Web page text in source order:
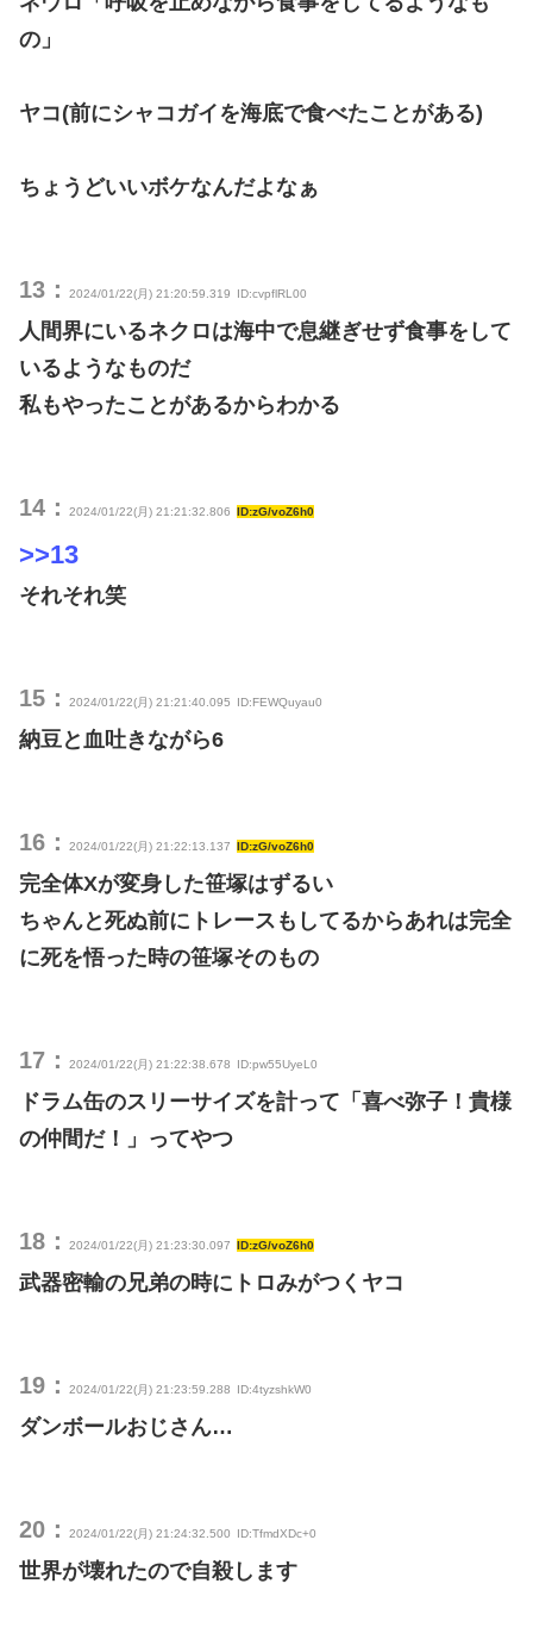
の」
ヤコ(前にシャコガイを海底で食べたことがある)
ちょうどいいボケなんだよなぁ
13： 2024/01/22(月) 21:20:59.319 ID:cvpflRL00
人間界にいるネクロは海中で息継ぎせず食事をして
いるようなものだ
私もやったことがあるからわかる
14： 2024/01/22(月) 21:21:32.806 ID:zG/voZ6h0
>>13
それそれ笑
15： 2024/01/22(月) 21:21:40.095 ID:FEWQuyau0
納豆と血吐きながら6
16： 2024/01/22(月) 21:22:13.137 ID:zG/voZ6h0
完全体Xが変身した笹塚はずるい
ちゃんと死ぬ前にトレースもしてるからあれは完全
に死を悟った時の笹塚そのもの
17： 2024/01/22(月) 21:22:38.678 ID:pw55UyeL0
ドラム缶のスリーサイズを計って「喜べ弥子！貴様
の仲間だ！」ってやつ
18： 2024/01/22(月) 21:23:30.097 ID:zG/voZ6h0
武器密輸の兄弟の時にトロみがつくヤコ
19： 2024/01/22(月) 21:23:59.288 ID:4tyzshkW0
ダンボールおじさん…
20： 2024/01/22(月) 21:24:32.500 ID:TfmdXDc+0
世界が壊れたので自殺します